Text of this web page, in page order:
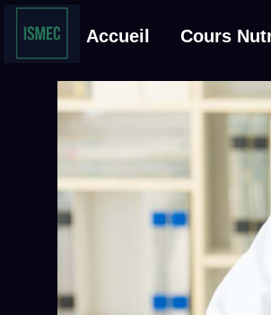
Accueil Cours